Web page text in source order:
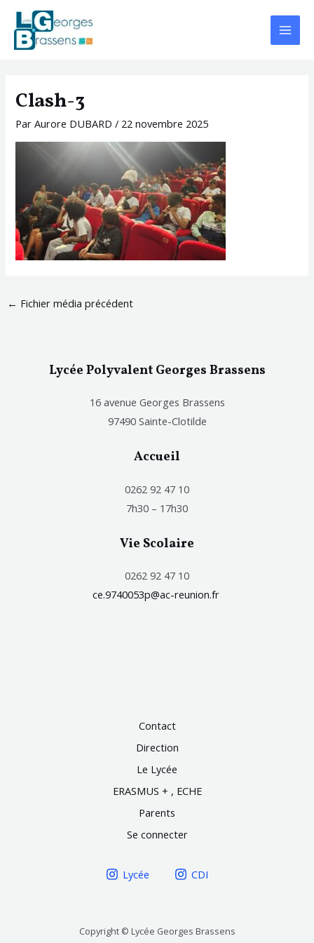
Aller
contenu
Main
Menu
Clash-3
ParAurore DUBARD/ 22 novembre 2025
Navigation
des
articles
← Fichier média précédent
Lycée Polyvalent Georges Brassens
16 avenue Georges Brassens
97490 Sainte-Clotilde
Accueil
0262 92 47 10
7h30 – 17h30
Vie Scolaire
0262 92 47 10
ce.9740053p@ac-reunion.fr
Contact
Direction
Le Lycée
ERASMUS + , ECHE
Parents
Se connecter
Lycée CDI
Copyright © Lycée Georges Brassens